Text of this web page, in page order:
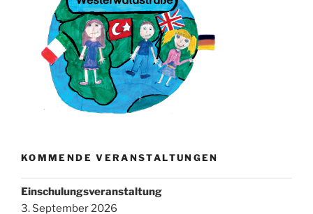
KOMMENDE VERANSTALTUNGEN
Einschulungsveranstaltung
3. September 2026